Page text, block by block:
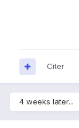
Citer
4 weeks later...